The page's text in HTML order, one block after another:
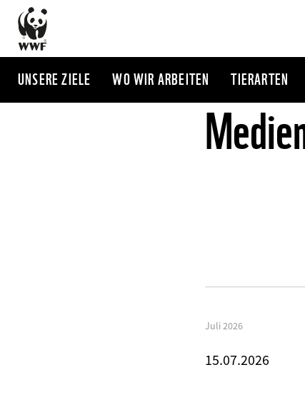
Direkt
zum
Inhalt
UNSERE ZIELE WO WIR ARBEITEN TIERARTEN
Juli 2026
15.07.2026